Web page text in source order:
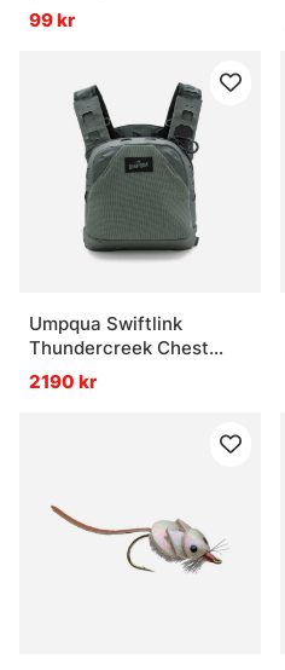
99 kr
Umpqua Swiftlink
Thundercreek Chest
Pack
2190 kr